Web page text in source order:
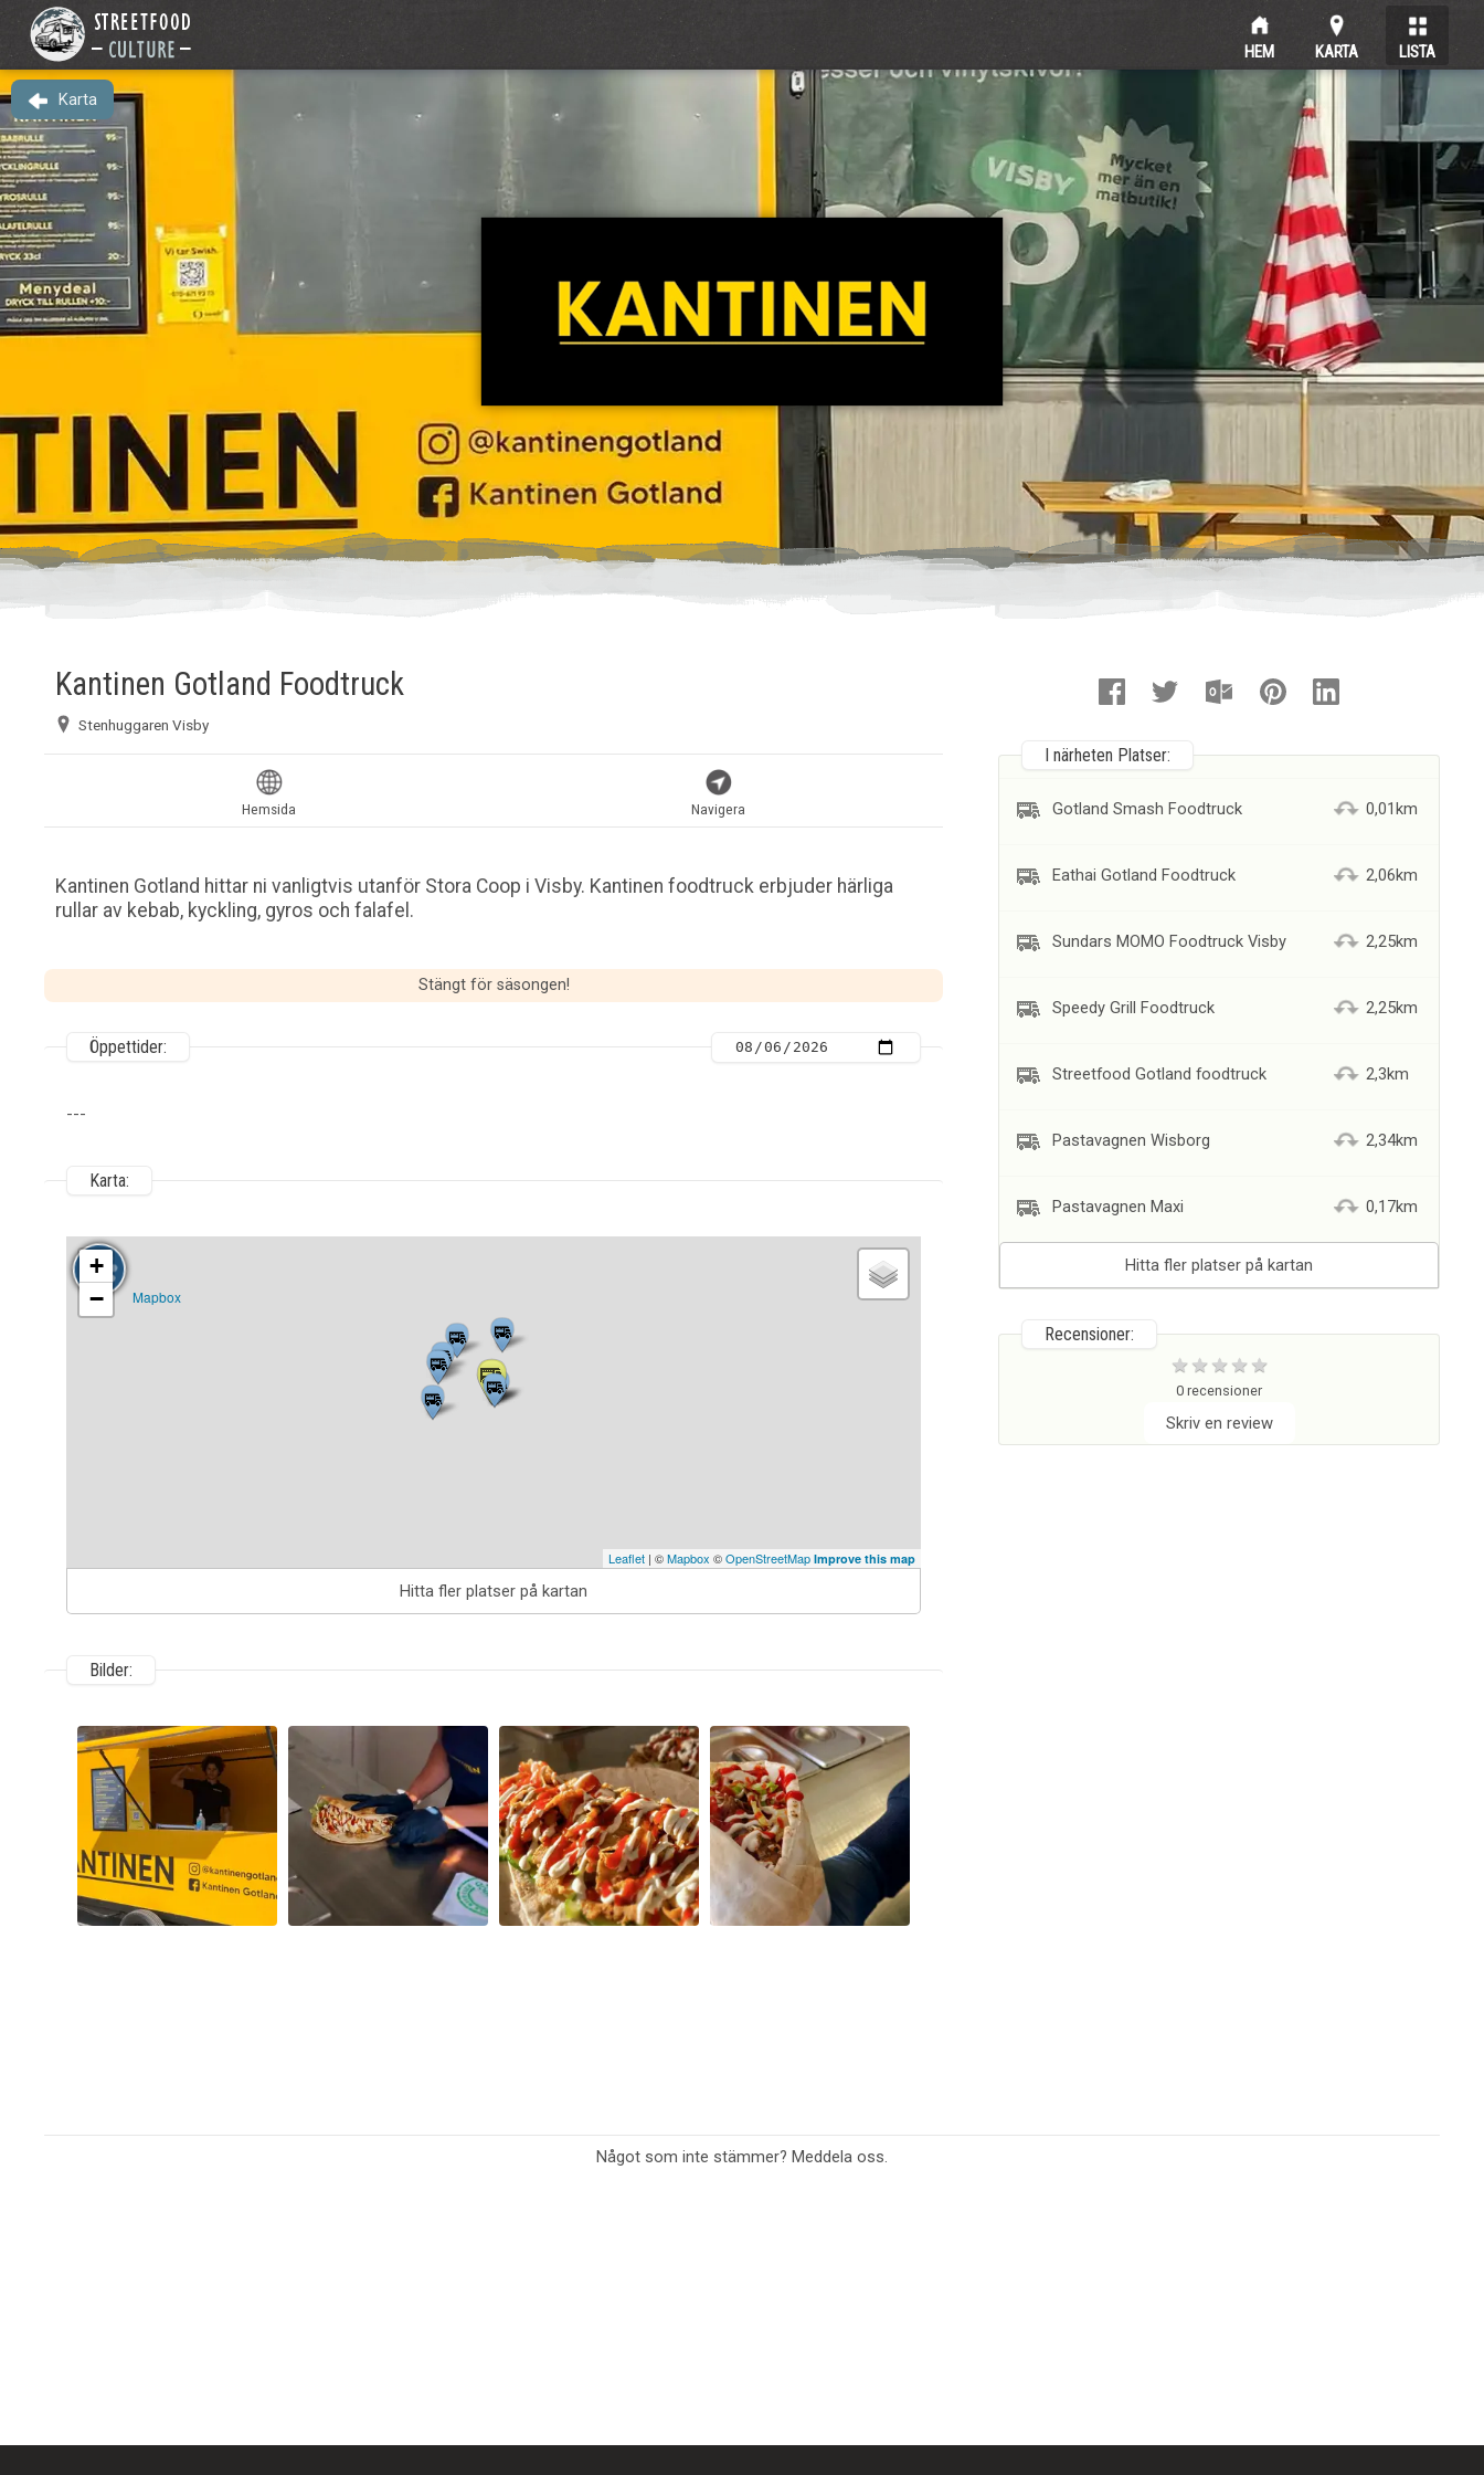
HEM KARTA LISTA
Karta
Kantinen Gotland Foodtruck
Hemsida Navigera
Stenhuggaren Visby
Kantinen Gotland hittar ni vanligtvis utanför Stora Coop i Visby. Kantinen foodtruck erbjuder härliga
rullar av kebab, kyckling, gyros och falafel.
Stängt för säsongen!
Öppettider:
---
Karta:
Mapbox
+
−
Leaflet | ©Mapbox ©OpenStreetMap Improve this map
Hitta fler platser på kartan
Bilder:
I närheten Platser:
Gotland Smash Foodtruck 0,01km
Eathai Gotland Foodtruck 2,06km
Sundars MOMO Foodtruck Visby 2,25km
Speedy Grill Foodtruck 2,25km
Streetfood Gotland foodtruck 2,3km
Pastavagnen Wisborg 2,34km
Pastavagnen Maxi 0,17km
Hitta fler platser på kartan
Recensioner:
0 recensioner
Skriv en review
Något som inte stämmer? Meddela oss.